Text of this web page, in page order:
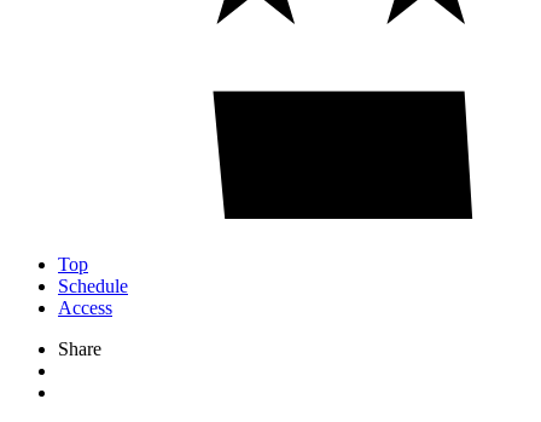
Top
Schedule
Access
Share